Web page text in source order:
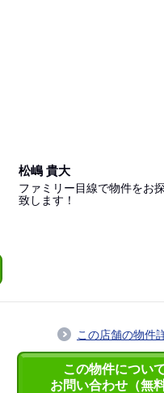
松嶋 貴大
ファミリー目線で物件をお
致します！
この店舗の物件
この物件につい
お問い合わせ（無料